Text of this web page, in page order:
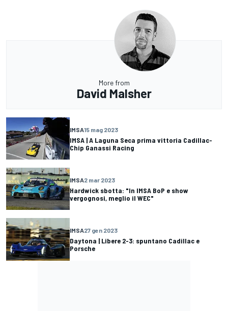
More from
David Malsher
IMSA15 mag 2023
IMSA | A Laguna Seca prima vittoria Cadillac-
Chip Ganassi Racing
IMSA2 mar 2023
Hardwick sbotta: "In IMSA BoP e show
vergognosi, meglio il WEC"
IMSA27 gen 2023
Daytona | Libere 2-3: spuntano Cadillac e
Porsche